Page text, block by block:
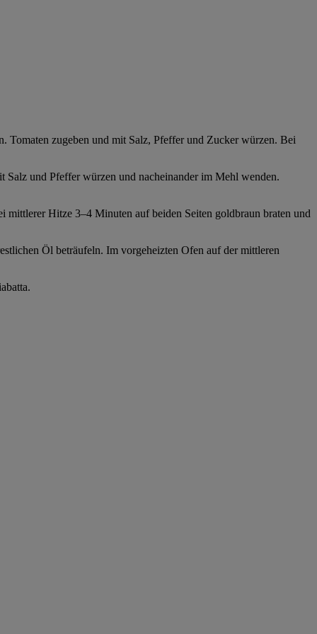
Tomaten zugeben und mit Salz, Pfeffer und Zucker würzen. Bei
Salz und Pfeffer würzen und nacheinander im Mehl wenden.
Hitze 3–4 Minuten auf beiden Seiten goldbraun braten und
Öl beträufeln. Im vorgeheizten Ofen auf der mittleren